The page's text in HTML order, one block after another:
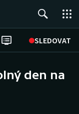
SLEDOVAT
den na